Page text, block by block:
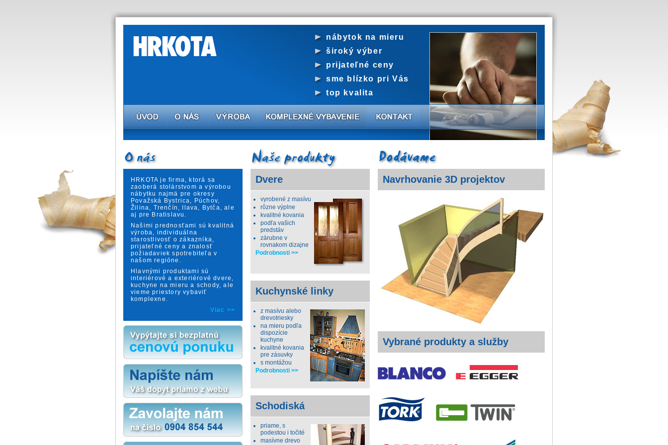
nábytok na mieru
široký výber
prijateľné ceny
sme blízko pri Vás
top kvalita
HRKOTA je firma, ktorá sa
zaoberá stolárstvom a výrobou
nábytku najmä pre okresy
Považská Bystrica, Púchov,
Žilina, Trenčín, Ilava, Bytča, ale
aj pre Bratislavu.
Našimi prednosťami sú kvalitná
výroba, individuálna
starostlivosť o zákazníka,
prijateľné ceny a znalosť
požiadaviek spotrebiteľa v
našom regióne.
Hlavnými produktami sú
interiérové a exteriérové dvere,
kuchyne na mieru a schody, ale
vieme priestory vybaviť
komplexne.
Viac >>
Dvere
vyrobené z masívu
rôzne výplne
kvalitné kovania
podľa vašich
predstáv
zárubne v
rovnakom dizajne
Podrobnosti >>
Kuchynské linky
z masívu alebo
drevotriesky
na mieru podľa
dispozície
kuchyne
kvalitné kovania
pre zásuvky
s montážou
Podrobnosti >>
Schodiská
priame, s
podestou i točité
masívne drevo
Navrhovanie 3D projektov
Vybrané produkty a služby